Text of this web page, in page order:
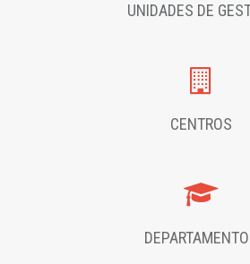
UNIDADES DE
CENTROS